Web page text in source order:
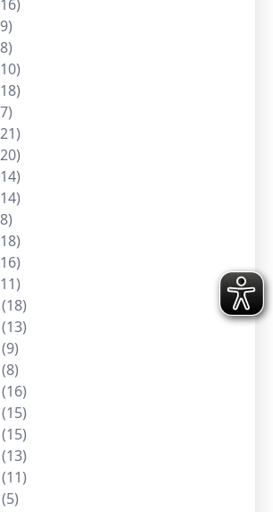
(18)
(13)
(9)
(8)
(16)
(15)
(15)
(13)
(11)
(5)